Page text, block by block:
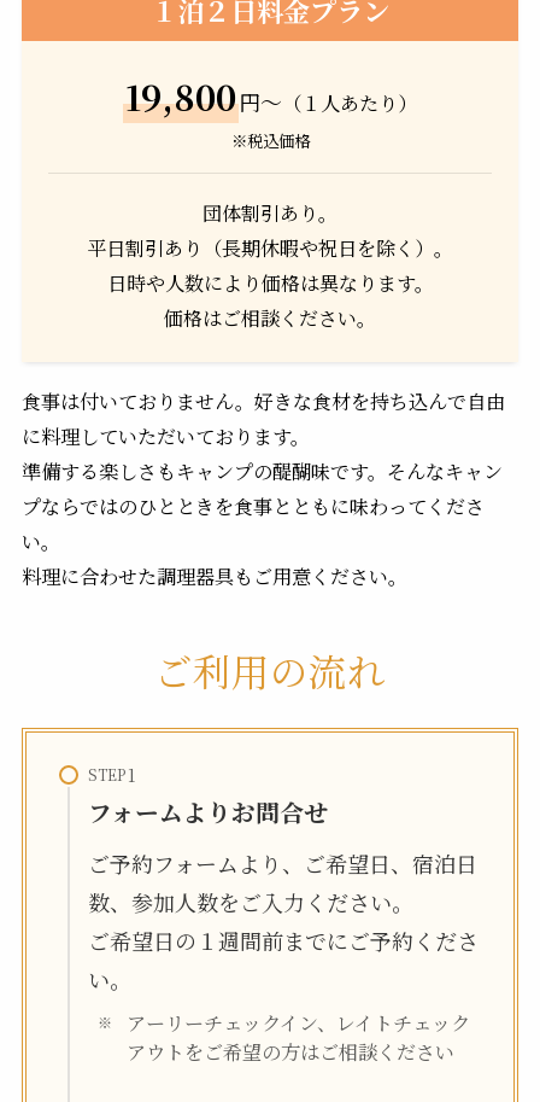
１泊２日料金プラン
19,800円～ （１人あたり）
※税込価格
団体割引あり。
平日割引あり（長期休暇や祝日を除く）。
日時や人数により価格は異なります。
価格はご相談ください。
食事は付いておりません。好きな食材を持ち込んで自由
に料理していただいております。
準備する楽しさもキャンプの醍醐味です。そんなキャン
プならではのひとときを食事とともに味わってくださ
い。
料理に合わせた調理器具もご用意ください。
ご利用の流れ
STEP
フォームよりお問合せ
ご予約フォームより、ご希望日、宿泊日
数、参加人数をご入力ください。
ご希望日の１週間前までにご予約くださ
い。
アーリーチェックイン、レイトチェック
アウトをご希望の方はご相談ください